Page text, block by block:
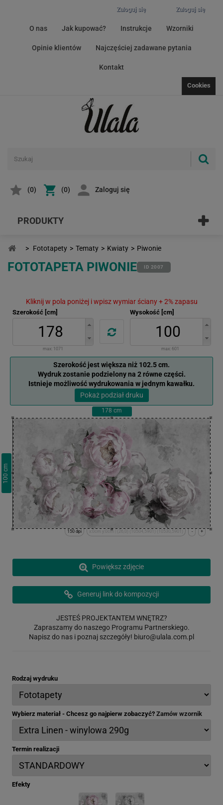
Zaloguj się
Zaloguj się
O nas Jak kupować? Instrukcje Wzorniki
Opinie klientów Najczęściej zadawane pytania
Kontakt
Cookies
(0) (0) Zaloguj się
PRODUKTY
> Fototapety > Tematy > Kwiaty > Piwonie
FOTOTAPETA PIWONIE ID 2007
Kliknij w pola poniżej i wpisz wymiar ściany + 2% zapasu
Szerokość [cm]
max: 1071
Wysokość [cm]
max: 601
Szerokość jest większa niż 102.5 cm.
Wydruk zostanie podzielony na 2 równe części.
Istnieje możliwość wydrukowania w jednym kawałku.
Pokaż podział druku
178 cm
100
cm
+
-
x:0cm y:0cm | (26,0) (10504,5901) (10530,5901)
150 dpi
Powiększ zdjęcie
Generuj link do kompozycji
JESTEŚ PROJEKTANTEM WNĘTRZ?
Zapraszamy do naszego Programu Partnerskiego.
Napisz do nas i poznaj szczegóły! biuro@ulala.com.pl
Rodzaj wydruku
Wybierz materiał - Chcesz go najpierw zobaczyć? Zamów wzornik
Termin realizacji
Efekty